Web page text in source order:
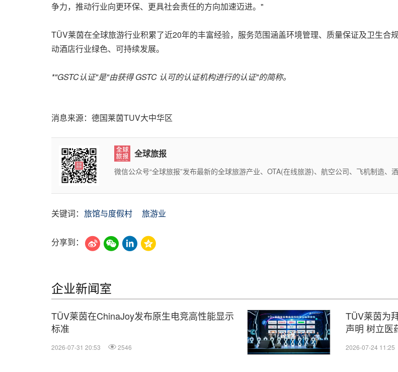
争力，推动行业向更环保、更具社会责任的方向加速迈进。"
TÜV莱茵在全球旅游行业积累了近20年的丰富经验，服务范围涵盖环境管理、质量保证及卫生
动酒店行业绿色、可持续发展。
*"GSTC认证"是"由获得GSTC 认可的认证机构进行的认证"的简称。
消息来源：德国莱茵TUV大中华区
全球旅报
微信公众号“全球旅报”发布最新的全球旅游产业、OTA(在线旅游)、航空公司、飞机制造、
关键词： 旅馆与度假村 旅游业
分享到：
企业新闻室
TÜV莱茵在ChinaJoy发布原生电竞高性能显示
标准
2026-07-31 20:53 2546
TÜV莱茵为
声明 树立医
2026-07-24 11:25